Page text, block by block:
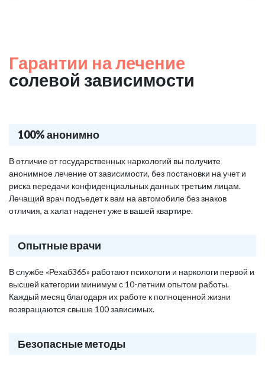
Гарантии на лечение
солевой зависимости
100% анонимно
В отличие от государственных наркологий вы получите
анонимное лечение от зависимости, без постановки на учет и
риска передачи конфиденциальных данных третьим лицам.
Лечащий врач подъедет к вам на автомобиле без знаков
отличия, а халат наденет уже в вашей квартире.
Опытные врачи
В службе «Рехаб365» работают психологи и наркологи первой и
высшей категории минимум с 10-летним опытом работы.
Каждый месяц благодаря их работе к полноценной жизни
возвращаются свыше 100 зависимых.
Безопасные методы